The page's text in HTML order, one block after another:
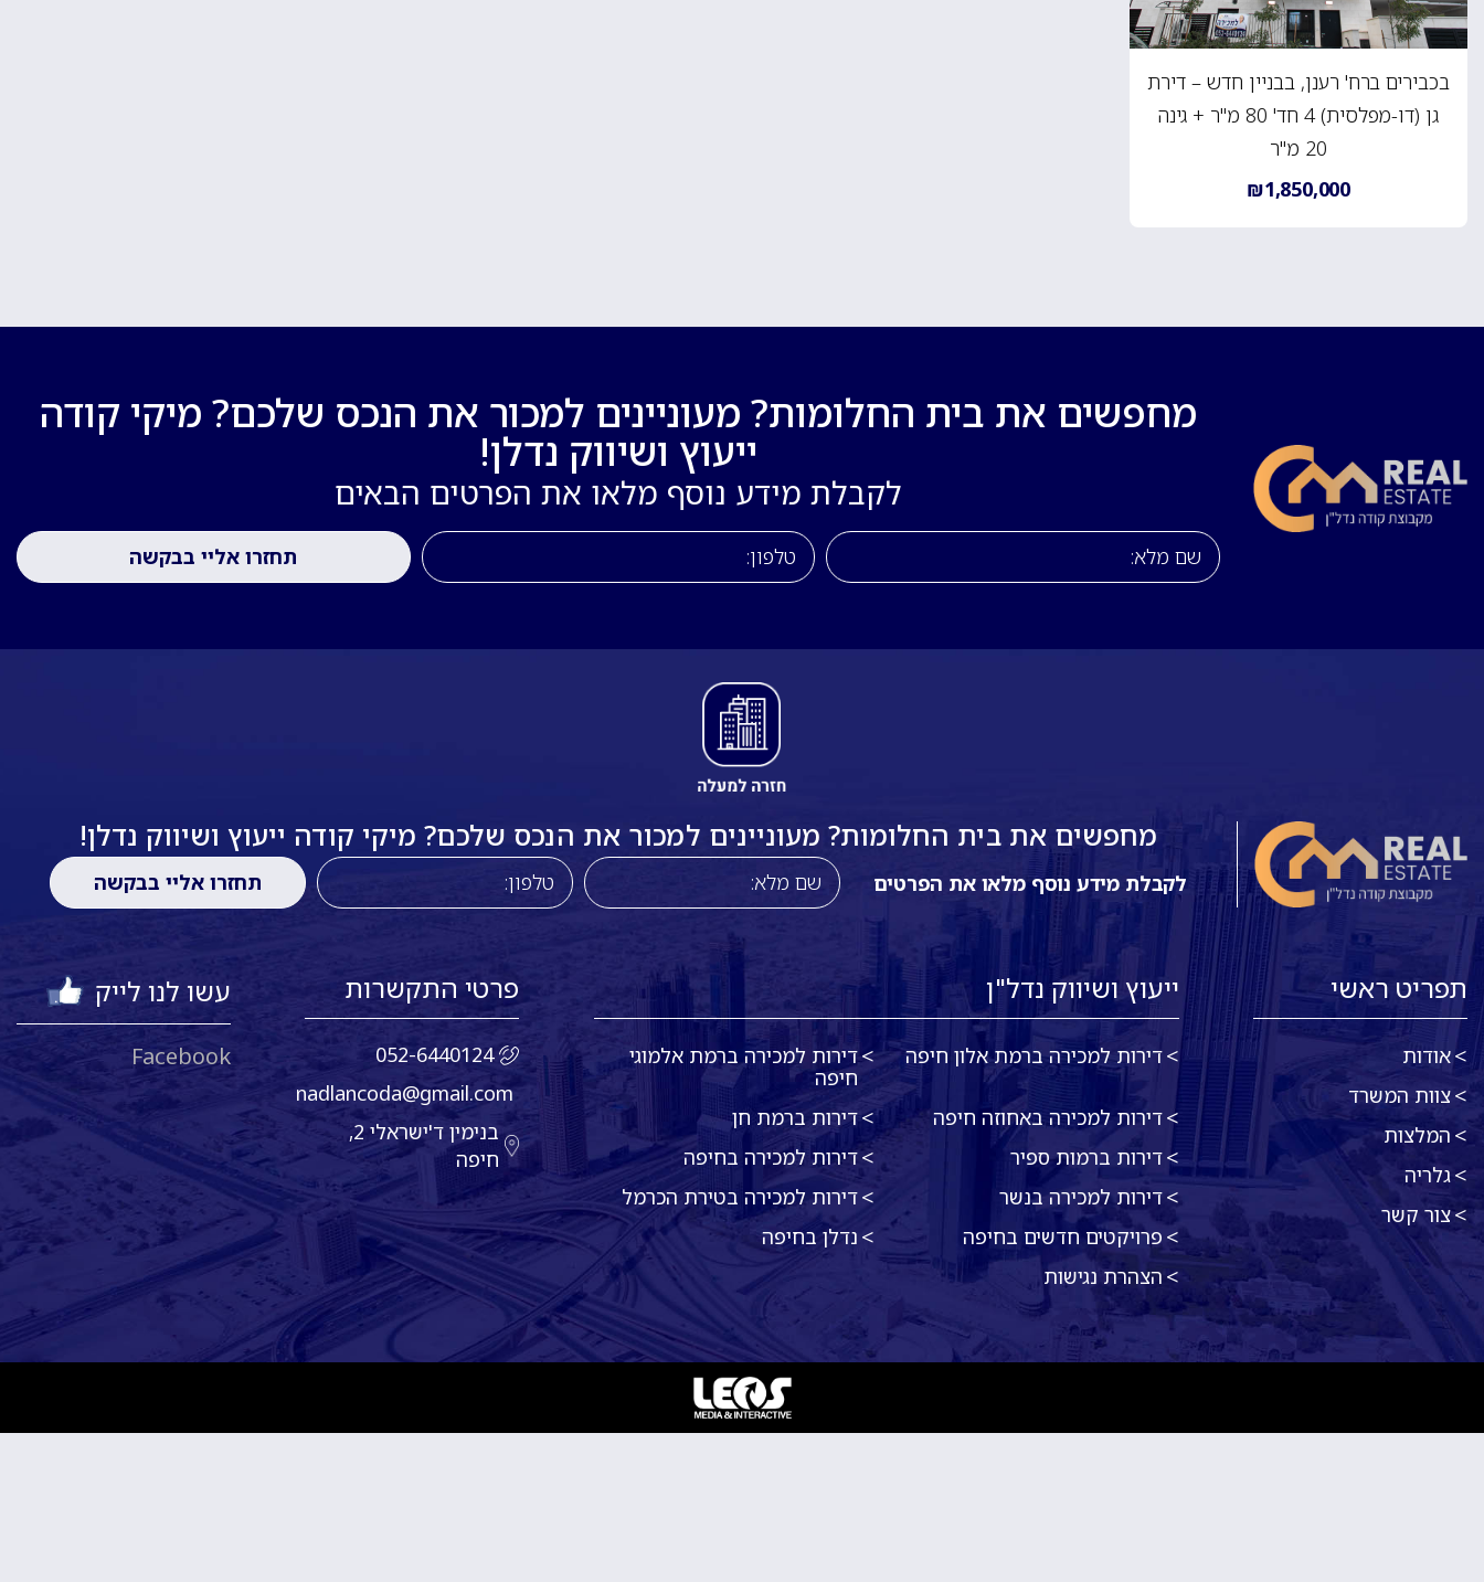
בכבירים ברח' רענן, בבניין חדש – דירת
גן (דו-מפלסית) 4 חד' 80 מ"ר + גינה
20 מ"ר
₪1,850,000
מחפשים את בית החלומות? מעוניינים למכור את הנכס שלכם? מיקי קודה
ייעוץ ושיווק נדלן!
לקבלת מידע נוסף מלאו את הפרטים הבאים
מחפשים את בית החלומות? מעוניינים למכור את הנכס שלכם? מיקי קודה ייעוץ ושיווק נדלן!
לקבלת מידע נוסף מלאו את הפרטים
תפריט ראשי
אודות
צוות המשרד
המלצות
גלריה
צור קשר
ייעוץ ושיווק נדל"ן
דירות למכירה ברמת אלון חיפה
דירות למכירה ברמת אלמוגי
חיפה
דירות למכירה באחוזה חיפה
דירות ברמת חן
דירות ברמות ספיר
דירות למכירה בחיפה
דירות למכירה בנשר
דירות למכירה בטירת הכרמל
פרויקטים חדשים בחיפה
נדלן בחיפה
הצהרת נגישות
פרטי התקשרות
052-6440124
nadlancoda@gmail.com
בנימין ד'ישראלי 2,
חיפה
עשו לנו לייק
Facebook